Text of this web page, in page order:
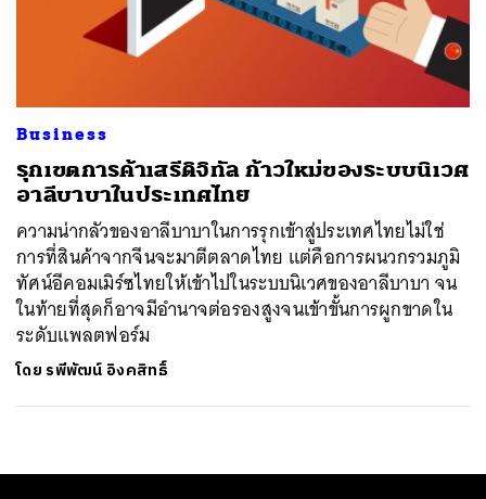
Business
รุกเขตการค้าเสรีดิจิทัล ก้าวใหม่ของระบบนิเวศ
อาลีบาบาในประเทศไทย
ความน่ากลัวของอาลีบาบาในการรุกเข้าสู่ประเทศไทยไม่ใช่
การที่สินค้าจากจีนจะมาตีตลาดไทย แต่คือการผนวกรวมภูมิ
ทัศน์อีคอมเมิร์ซไทยให้เข้าไปในระบบนิเวศของอาลีบาบา จน
ในท้ายที่สุดก็อาจมีอำนาจต่อรองสูงจนเข้าขั้นการผูกขาดใน
ระดับแพลตฟอร์ม
โดย รพีพัฒน์ อิงคสิทธิ์
SHARE TWEET LINE EMAIL